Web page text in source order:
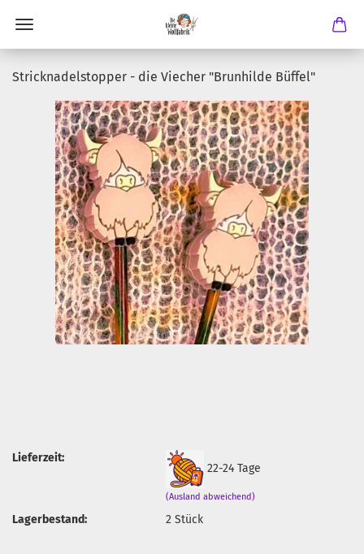
Stricknadelstopper - die Viecher "Brunhilde Büffel"
Lieferzeit:
22-24 Tage
(Ausland abweichend)
Lagerbestand: 2Stück